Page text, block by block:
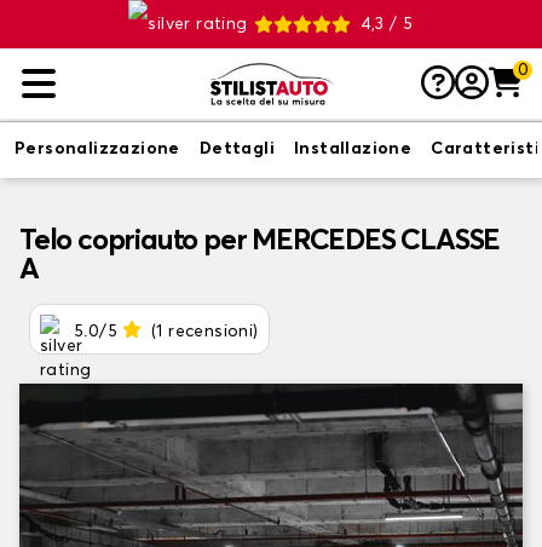
4,3 / 5
0
Personalizzazione Dettagli Installazione
Telo copriauto per MERCEDES CLASSE
A
5.0/5 (1 recensioni)